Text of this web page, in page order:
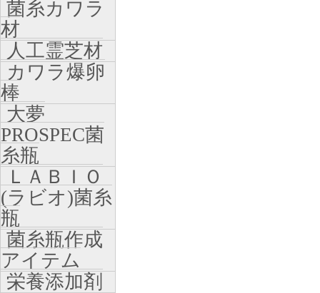
菌糸カワラ
材
人工霊芝材
カワラ爆卵
棒
大夢
PROSPEC菌
糸瓶
ＬＡＢＩＯ
(ラビオ)菌糸
瓶
菌糸瓶作成
アイテム
栄養添加剤